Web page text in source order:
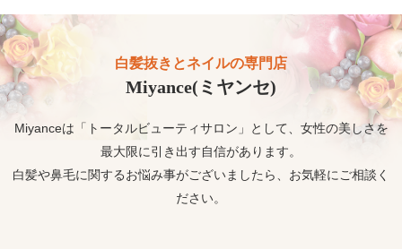
白髪抜きとネイルの専門店
Miyance(ミヤンセ)
Miyanceは「トータルビューティサロン」として、女性の美しさを
最大限に引き出す自信があります。
白髪や鼻毛に関するお悩み事がございましたら、お気軽にご相談く
ださい。